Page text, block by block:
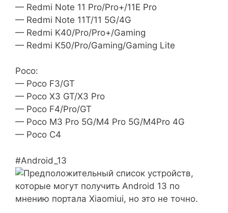
— Redmi Note 11 Pro/Pro+/11E Pro
— Redmi Note 11T/11 5G/4G
— Redmi K40/Pro/Pro+/Gaming
— Redmi K50/Pro/Gaming/Gaming Lite
Poco:
— Poco F3/GT
— Poco X3 GT/X3 Pro
— Poco F4/Pro/GT
— Poco M3 Pro 5G/M4 Pro 5G/M4Pro 4G
— Poco C4
#Android_13